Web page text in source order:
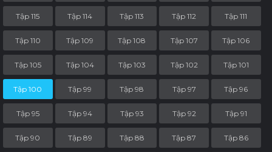
Tập 115 Tập 114 Tập 113 Tập 112 Tập 111
Tập 110 Tập 109 Tập 108 Tập 107 Tập 106
Tập 105 Tập 104 Tập 103 Tập 102 Tập 101
Tập 100 Tập 99 Tập 98 Tập 97 Tập 96
Tập 95 Tập 94 Tập 93 Tập 92 Tập 91
Tập 90 Tập 89 Tập 88 Tập 87 Tập 86